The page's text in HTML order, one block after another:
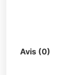
Avis (0)